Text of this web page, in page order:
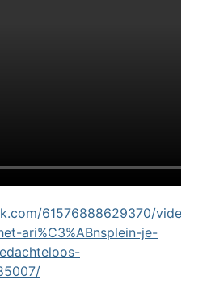
61576888629370/videos/
ari%C3%ABnsplein-je-